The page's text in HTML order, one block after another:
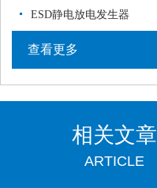
ESD静电放电发生器
查看更多
相关文章
ARTICLE